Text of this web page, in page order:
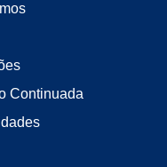
Continuada